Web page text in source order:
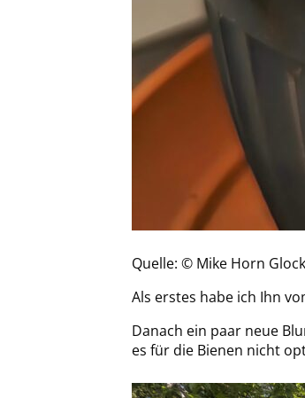
Quelle: © Mike Horn
Als erstes habe ich Ihn
Danach ein paar neue
es für die Bienen nicht